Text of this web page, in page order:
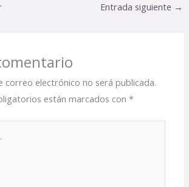
Entrada siguiente →
correo electrónico no será publicada.
están marcados con*